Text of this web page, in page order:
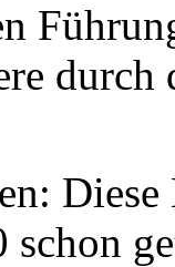
durch
schon